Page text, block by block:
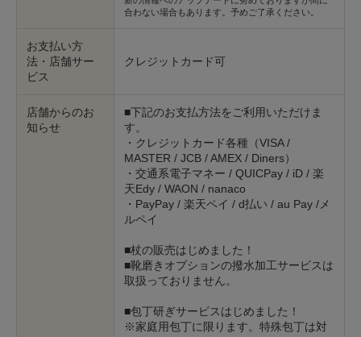
合わない場合もあります。予めご了承ください。
お支払い方
法・店舗サー
ビス
クレジットカード可
店舗からのお
知らせ
■下記のお支払方法をご利用いただけま
す。
・クレジットカード各種（VISA /
MASTER / JCB / AMEX / Diners）
・交通系電子マネー / QUICPay / iD / 楽
天Edy / WAON / nanaco
・PayPay / 楽天ペイ / d払い / au Pay /メ
ルペイ
■杖の販売はじめました！
■靴磨きオプションの撥水加工サービスは
取扱っておりません。
■包丁研ぎサービスはじめました！
※家庭用包丁に限ります。特殊包丁は対